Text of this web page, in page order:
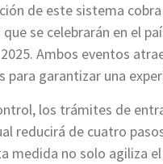
de este sistema
se celebrarán en el
2025. Ambos eventos
para garantizar una
los trámites de
reducirá de cuatro
medida no solo agiliza